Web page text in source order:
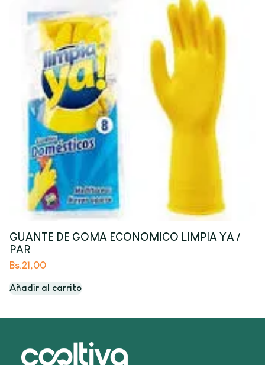
GUANTE DE GOMA ECONOMICO LIMPIA YA /
PAR
Bs.21,00
Añadir al carrito